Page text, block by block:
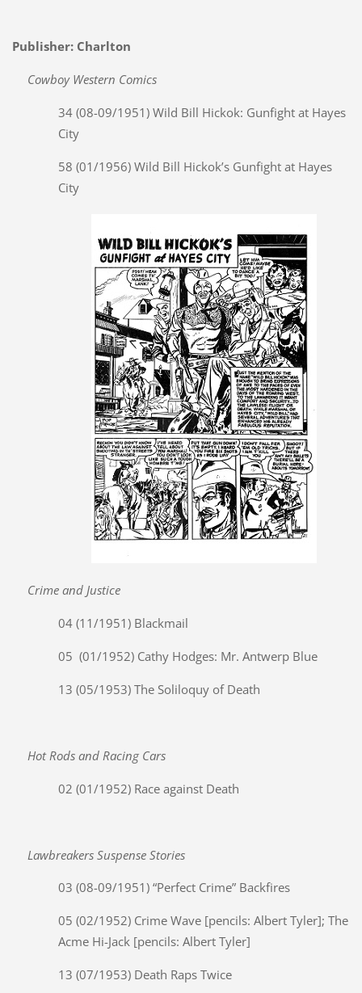
Publisher: Charlton
Cowboy Western Comics
34 (08-09/1951) Wild Bill Hickok: Gunfight at Hayes
City
58 (01/1956) Wild Bill Hickok’s Gunfight at Hayes
City
Crime and Justice
04 (11/1951) Blackmail
05 (01/1952) Cathy Hodges: Mr. Antwerp Blue
13 (05/1953) The Soliloquy of Death
Hot Rods and Racing Cars
02 (01/1952) Race against Death
Lawbreakers Suspense Stories
03 (08-09/1951) “Perfect Crime” Backfires
05 (02/1952) Crime Wave [pencils: Albert Tyler]; The
Acme Hi-Jack [pencils: Albert Tyler]
13 (07/1953) Death Raps Twice